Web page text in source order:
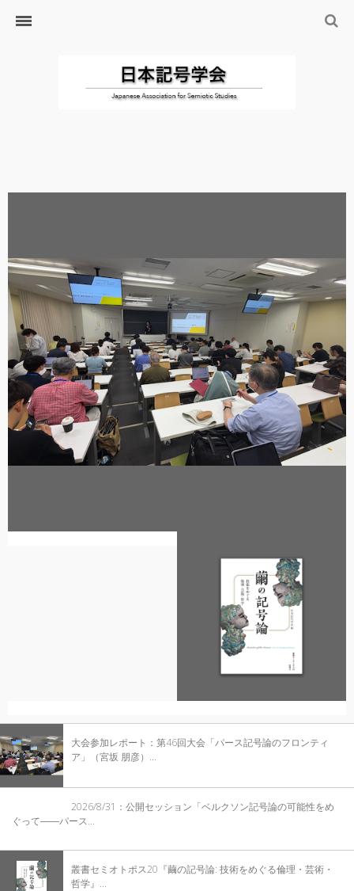
ホーム
ジャーナル（論文誌）
研究発表について
研究会・研究プロジェクト
日本記号学会第46回大会
（2026/7/11・7/12）「パース
記号論のフロンティア」特設ペ
ージ
大会参加レポート：第46回大会「パース記号論のフロン...
大会参加レポート：第46回大会「パース記号論のフロンティ
ア」（宮坂 朋彦）...
2026/8/31：公開セッション「ベルクソン記号論の可能性をめ
ぐって――パース...
叢書セミオトポス20『繭の記号論: 技術をめぐる倫理・芸術・
哲学』...